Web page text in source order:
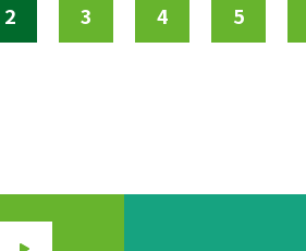
2 3 4 5